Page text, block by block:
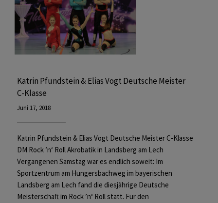
Katrin Pfundstein & Elias Vogt Deutsche Meister
C-Klasse
Juni 17, 2018
Katrin Pfundstein & Elias Vogt Deutsche Meister C-Klasse
DM Rock ’n‘ Roll Akrobatik in Landsberg am Lech
Vergangenen Samstag war es endlich soweit: Im
Sportzentrum am Hungersbachweg im bayerischen
Landsberg am Lech fand die diesjährige Deutsche
Meisterschaft im Rock ’n‘ Roll statt. Für den